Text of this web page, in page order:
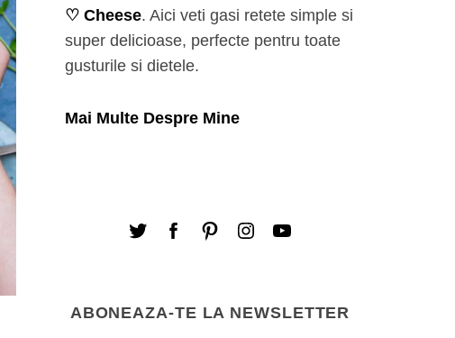
♡ Cheese. Aici veti gasi retete simple si
super delicioase, perfecte pentru toate
gusturile si dietele.
Mai Multe Despre Mine
ABONEAZA-TE LA NEWSLETTER